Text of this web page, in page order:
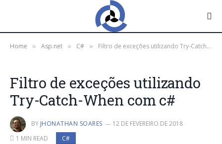
Home » Asp.net » C# » Filtro de exceções utilizando Try-Catch-When com c#
Filtro de exceções utilizando
Try-Catch-When com c#
BY JHONATHAN SOARES
12 DE FEVEREIRO DE 2018
1 MIN READ
C#